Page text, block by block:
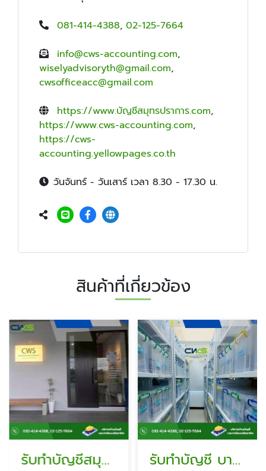
081-414-4388, 02-125-7664
info@cws-accounting.com,
wiselyadvisoryth@gmail.com,
cwsofficeacc@gmail.com
https://www.บัญชีสมุทรปราการ.com,
https://www.cws-accounting.com,
https://cws-
accounting.yellowpages.co.th
วันจันทร์ - วันเสาร์ เวลา 8.30 - 17.30 น.
สินค้าที่เกี่ยวข้อง
รับทำบัญชีสมุทรปราการ รับทำบัญชี บางพลี บางนา กิ่งแก้ว